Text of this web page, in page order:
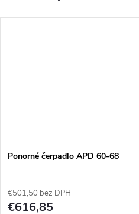
Ponorné čerpadlo APD 60-68
€501,50 bez DPH
€616,85